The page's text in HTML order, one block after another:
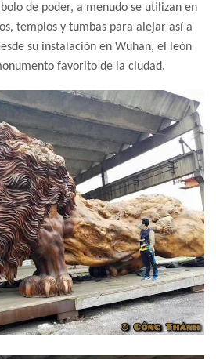
de poder, a menudo se utilizan en
templos y tumbas para alejar así a
su instalación en Wuhan, el león
favorito de la ciudad.